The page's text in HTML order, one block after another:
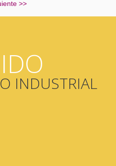
>>
INDUSTRIAL